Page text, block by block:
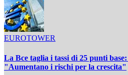
EUROTOWER
La Bce taglia i tassi di 25 punti
"Aumentano i rischi per la crescita"